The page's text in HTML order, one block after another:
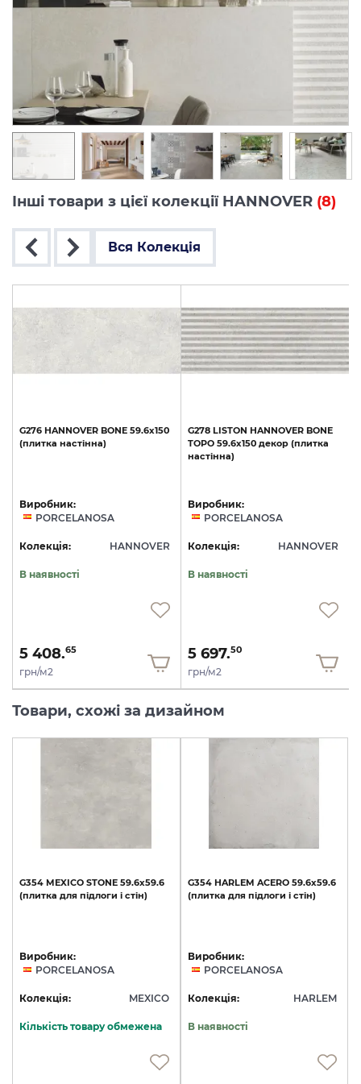
Інші товари з цієї колекції HANNOVER (8)
Вся Колекція
G276 HANNOVER BONE 59.6x150
(плитка настінна)
Виробник:
PORCELANOSA
Колекція: HANNOVER
В наявності
5 408.65
грн/м2
G278 LISTON HANNOVER BONE
TOPO 59.6x150 декор (плитка
настінна)
Виробник:
PORCELANOSA
Колекція: HANNOVER
В наявності
5 697.50
грн/м2
Товари, схожі за дизайном
G354 MEXICO STONE 59.6x59.6
(плитка для підлоги і стін)
Виробник:
PORCELANOSA
Колекція: MEXICO
Кількість товару обмежена
G354 HARLEM ACERO 59.6x59.6
(плитка для підлоги і стін)
Виробник:
PORCELANOSA
Колекція: HARLEM
В наявності